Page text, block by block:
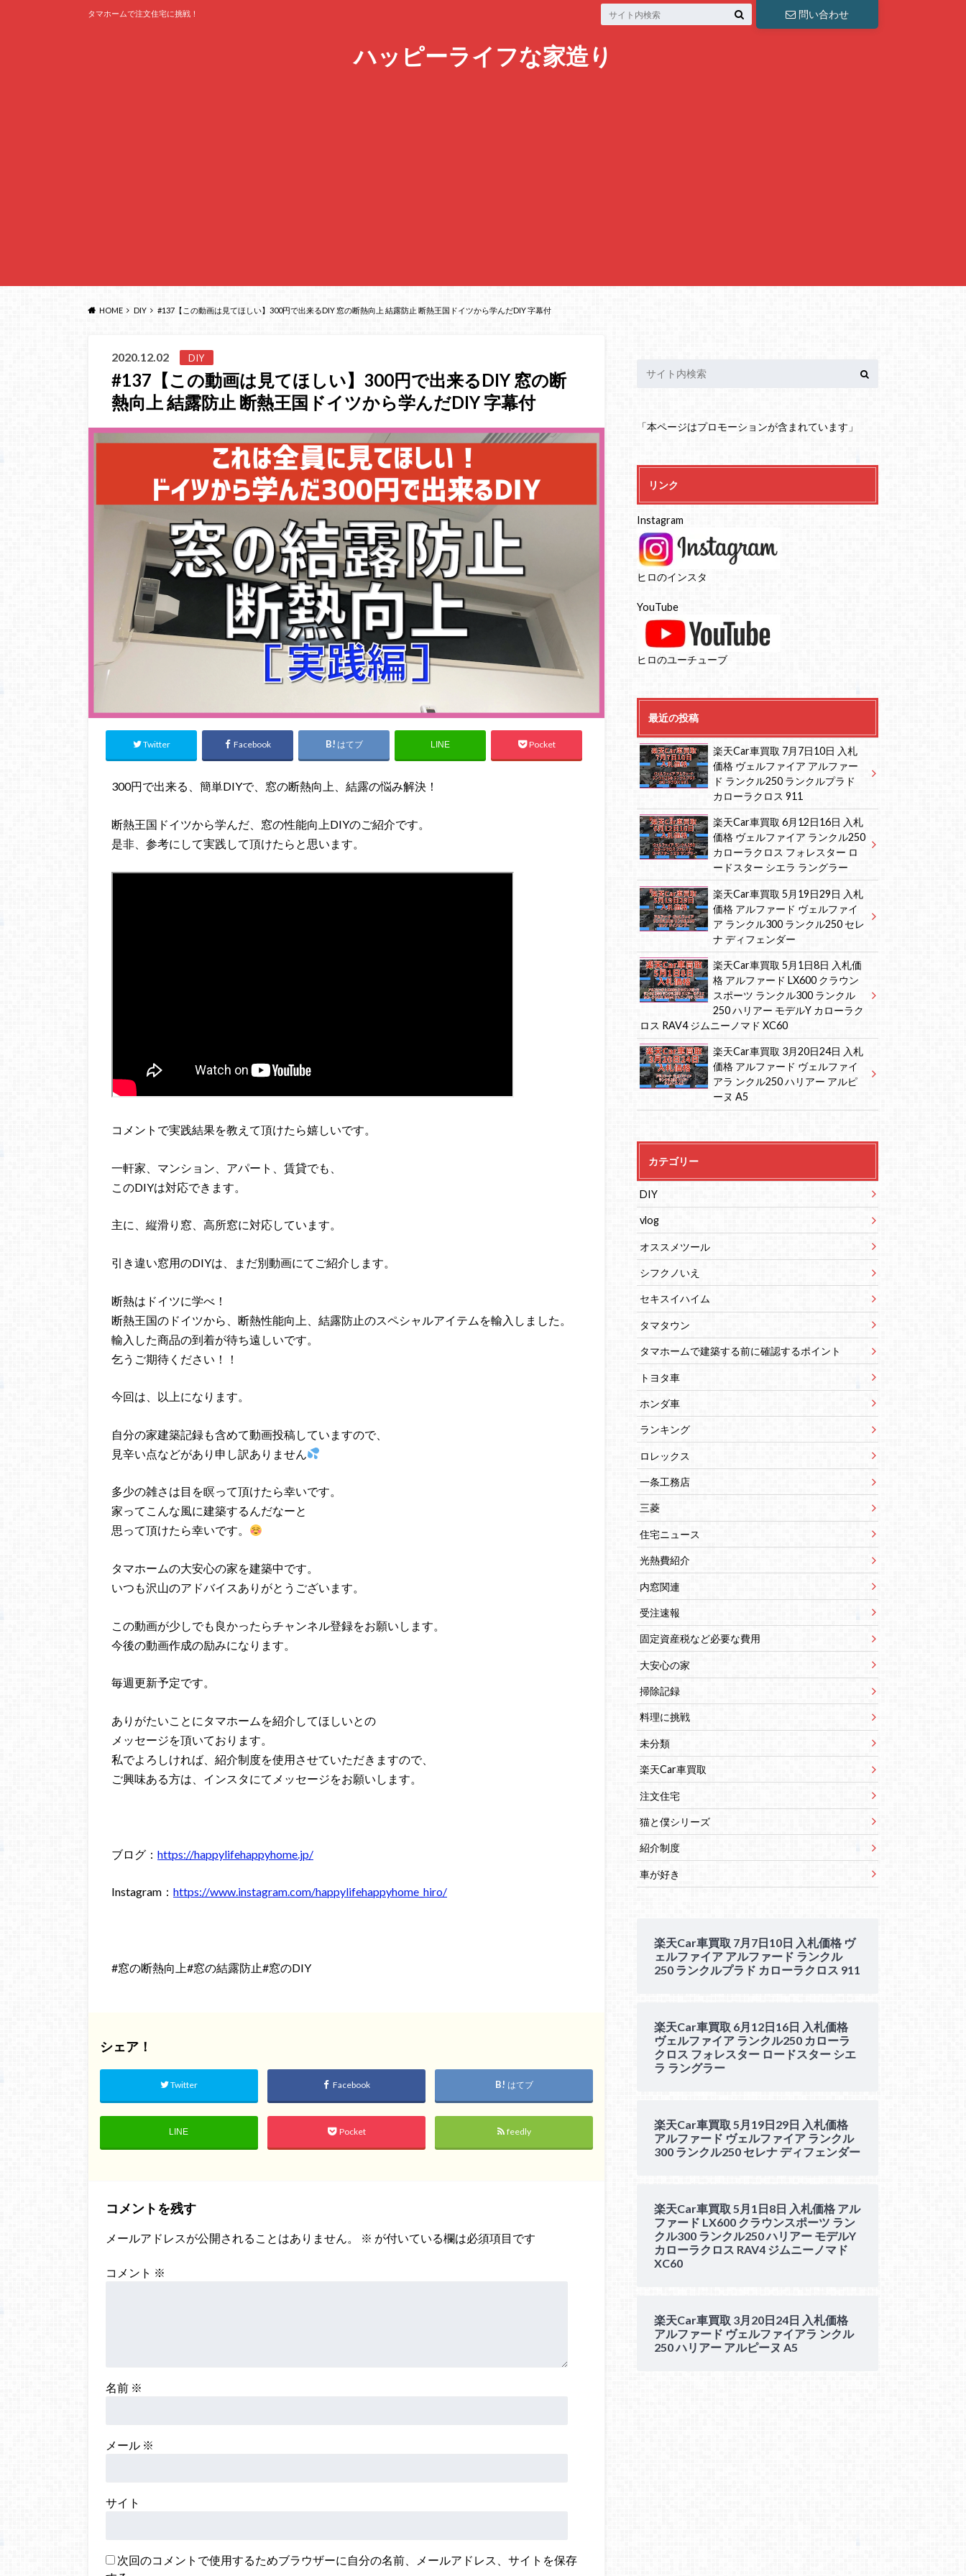
ハッピーライフな家造り
タマホームで注文住宅に挑戦！ 問い合わせ
HOME DIY #137【この動画は見てほしい】300円で出来るDIY 窓の断熱向上 結露防止 断熱王国ドイツから学んだDIY 字幕付
2020.12.02 DIY
#137【この動画は見てほしい】300円で出来るDIY 窓の断
熱向上 結露防止 断熱王国ドイツから学んだDIY 字幕付
Twitter Facebook はてブ LINE Pocket
300円で出来る、簡単DIYで、窓の断熱向上、結露の悩み解決！
断熱王国ドイツから学んだ、窓の性能向上DIYのご紹介です。
是非、参考にして実践して頂けたらと思います。
コメントで実践結果を教えて頂けたら嬉しいです。
一軒家、マンション、アパート、賃貸でも、
このDIYは対応できます。
主に、縦滑り窓、高所窓に対応しています。
引き違い窓用のDIYは、まだ別動画にてご紹介します。
断熱はドイツに学べ！
断熱王国のドイツから、断熱性能向上、結露防止のスペシャルアイテムを輸入しました。
輸入した商品の到着が待ち遠しいです。
乞うご期待ください！！
今回は、以上になります。
自分の家建築記録も含めて動画投稿していますので、
見辛い点などがあり申し訳ありません
多少の雑さは目を瞑って頂けたら幸いです。
家ってこんな風に建築するんだなーと
思って頂けたら幸いです。
タマホームの大安心の家を建築中です。
いつも沢山のアドバイスありがとうございます。
この動画が少しでも良かったらチャンネル登録をお願いします。
今後の動画作成の励みになります。
毎週更新予定です。
ありがたいことにタマホームを紹介してほしいとの
メッセージを頂いております。
私でよろしければ、紹介制度を使用させていただきますので、
ご興味ある方は、インスタにてメッセージをお願いします。
ブログ： https://happylifehappyhome.jp/
Instagram： https://www.instagram.com/happylifehappyhome_hiro/
#窓の断熱向上#窓の結露防止#窓のDIY
シェア！
Twitter Facebook はてブ
LINE Pocket feedly
コメントを残す
メールアドレスが公開されることはありません。 ※ が付いている欄は必須項目です
コメント ※
名前 ※
メール ※
サイト
次回のコメントで使用するためブラウザーに自分の名前、メールアドレス、サイトを保存
「本ページはプロモーションが含まれています」
リンク
Instagram
ヒロのインスタ
YouTube
ヒロのユーチューブ
最近の投稿
楽天Car車買取 7月7日10日 入札
価格 ヴェルファイア アルファー
ド ランクル250 ランクルプラド
カローラクロス 911
楽天Car車買取 6月12日16日 入札
価格 ヴェルファイア ランクル250
カローラクロス フォレスター ロ
ードスター シエラ ラングラー
楽天Car車買取 5月19日29日 入札
価格 アルファード ヴェルファイ
ア ランクル300 ランクル250 セレ
ナ ディフェンダー
楽天Car車買取 5月1日8日 入札価
格 アルファード LX600 クラウン
スポーツ ランクル300 ランクル
250 ハリアー モデルY カローラク
ロス RAV4 ジムニーノマド XC60
楽天Car車買取 3月20日24日 入札
価格 アルファード ヴェルファイ
アラ ンクル250 ハリアー アルピ
ーヌ A5
カテゴリー
DIY
vlog
オススメツール
シフクノいえ
セキスイハイム
タマタウン
タマホームで建築する前に確認するポイント
トヨタ車
ホンダ車
ランキング
ロレックス
一条工務店
三菱
住宅ニュース
光熱費紹介
内窓関連
受注速報
固定資産税など必要な費用
大安心の家
掃除記録
料理に挑戦
未分類
楽天Car車買取
注文住宅
猫と僕シリーズ
紹介制度
車が好き
楽天Car車買取 7月7日10日 入札価格 ヴ
ェルファイア アルファード ランクル
250 ランクルプラド カローラクロス 911
楽天Car車買取 6月12日16日 入札価格
ヴェルファイア ランクル250 カローラ
クロス フォレスター ロードスター シエ
ラ ラングラー
楽天Car車買取 5月19日29日 入札価格
アルファード ヴェルファイア ランクル
300 ランクル250 セレナ ディフェンダー
楽天Car車買取 5月1日8日 入札価格 アル
ファード LX600 クラウンスポーツ ラン
クル300 ランクル250 ハリアー モデルY
カローラクロス RAV4 ジムニーノマド
XC60
楽天Car車買取 3月20日24日 入札価格
アルファード ヴェルファイアラ ンクル
250 ハリアー アルピーヌ A5